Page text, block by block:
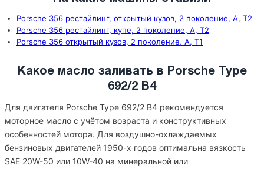
Porsche 356 рестайлинг, открытый кузов, 2 поколение, A, T2
Porsche 356 рестайлинг, купе, 2 поколение, A, T2
Porsche 356 открытый кузов, 2 поколение, A, T1
Какое масло заливать в Porsche Type
692/2 B4
Для двигателя Porsche Type 692/2 B4 рекомендуется
моторное масло с учётом возраста и конструктивных
особенностей мотора. Для воздушно-охлаждаемых
бензиновых двигателей 1950-х годов оптимальна вязкость
SAE 20W-50 или 10W-40 на минеральной или